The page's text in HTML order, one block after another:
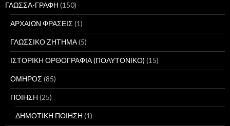
ΓΛΩΣΣΑ-ΓΡΑΦΗ (150)
ΑΡΧΑΙΩΝ ΦΡΑΣΕΙΣ(1)
ΓΛΩΣΣΙΚΟ ΖΗΤΗΜΑ(5)
ΙΣΤΟΡΙΚΗ ΟΡΘΟΓΡΑΦΙΑ (ΠΟΛΥΤΟΝΙΚΟ) (15)
ΟΜΗΡΟΣ(85)
ΠΟΙΗΣΗ (25)
ΔΗΜΟΤΙΚΗ ΠΟΙΗΣΗ (1)